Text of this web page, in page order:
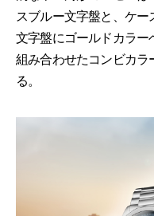
スブルー文字盤と、ケー
文字盤にゴールドカラー
組み合わせたコンビカラ
る。